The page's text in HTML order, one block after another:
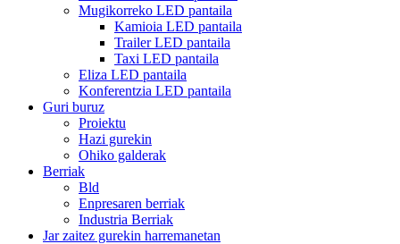
Mugikorreko LED pantaila
Kamioia LED pantaila
Trailer LED pantaila
Taxi LED pantaila
Eliza LED pantaila
Konferentzia LED pantaila
Guri buruz
Proiektu
Hazi gurekin
Ohiko galderak
Berriak
Bld
Enpresaren berriak
Industria Berriak
Jar zaitez gurekin harremanetan